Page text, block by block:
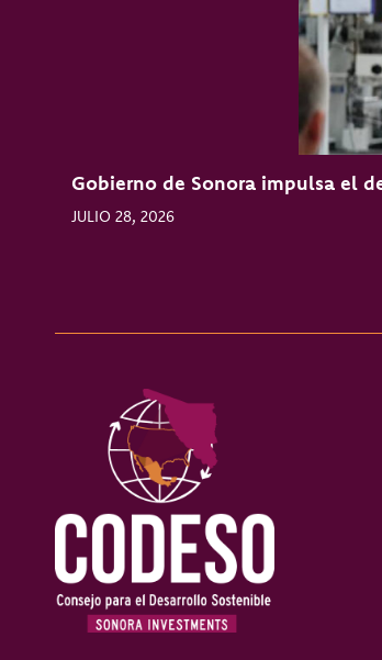
Gobierno de Sonora impulsa el
JULIO 28, 2026